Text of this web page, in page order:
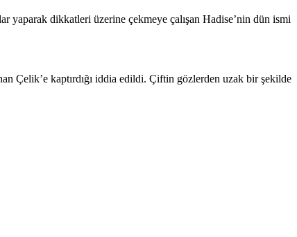
yaparak dikkatleri üzerine çekmeye çalışan Hadise’nin dün ismi
Çelik’e kaptırdığı iddia edildi. Çiftin gözlerden uzak bir şekilde